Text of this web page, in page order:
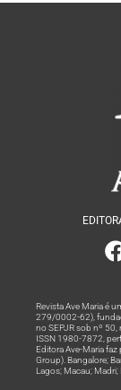
Revista Ave Maria é
279/0002-62),
no SEPJR sob nº 50,
ISSN 1980-7872,
Editora Ave-Maria
Group). Bangalore;
Lagos; Macau; Madri;